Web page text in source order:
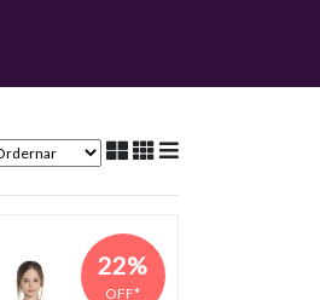
22%
OFF*